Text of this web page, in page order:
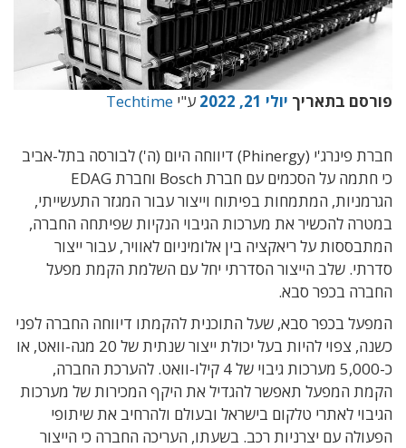
פורסם בתאריך יולי 21, 2022 ע"י Techtime
חברת פינרג'י (Phinergy) דיווחה היום (ה') לבורסה בתל-אביב
כי חתמה על הסכמים עם חברת Bosch וחברת EDAG
הגרמניות, המתמחות בפיתוח וייצור עבור המגזר התעשייתי,
במטרה להכשיר את מערכות הגיבוי הנקיות שפיתחה החברה,
המתבססות על ריאקציה בין אלומיניום לאוויר, עבור ייצור
סדרתי. שלב הייצור הסדרתי יחל עם השלמת הקמת מפעל
החברה בכפר סבא.
המפעל בכפר סבא, שעל התוכנית להקמתו דיווחה החברה לפני
כשנה, צפוי להיות בעל יכולת ייצור שנתית של 20 מגה-וואט, או
כ-5,000 מערכות גיבוי של 4 קילו-וואט. להערכת החברה,
הקמת המפעל תאפשר להגדיל את היקף המכירות של מערכות
הגיבוי לאתרי טלקום בישראל ובעולם ולהרחיב את שיתופי
הפעולה עם יצרניות רכב. בשעתו, העריכה החברה כי הייצור